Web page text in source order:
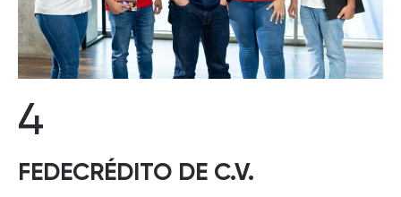
4
FEDECRÉDITO DE C.V.